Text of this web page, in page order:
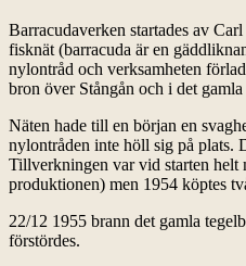
Barracudaverken startades av
fisknät (barracuda är en
nylontråd och verksamheten
bron över Stångån och i det
Näten hade till en början en
nylontråden inte höll sig på plats.
Tillverkningen var vid starten helt
produktionen) men 1954 köptes
22/12 1955 brann det gamla
förstördes.